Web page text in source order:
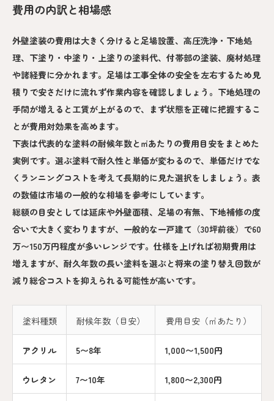
費用の内訳と相場感
外壁塗装の費用は大きく分けると足場設置、高圧洗浄・下地処
理、下塗り・中塗り・上塗りの塗料代、付帯部の塗装、廃材処理
や諸経費に分かれます。足場は工事全体の安全を左右するため見
積りで安さだけに流れず作業内容を確認しましょう。下地処理の
手間が増えると工賃が上がるので、まず状態を正確に把握するこ
とが費用対効果を高めます。
下表は代表的な塗料の耐候年数と㎡あたりの費用目安をまとめた
実例です。選ぶ塗料で耐久性と単価が変わるので、単価だけでな
くランニングコストを考えて長期的に見た選択をしましょう。表
の数値は市場の一般的な相場を参考にしています。
総額の目安としては延床や外壁面積、足場の有無、下地補修の度
合いで大きく変わりますが、一般的な一戸建て（30坪前後）で60
万〜150万円程度が多いレンジです。仕様を上げれば初期費用は
増えますが、耐久年数の長い塗料を選ぶと将来の塗り替え回数が
減り総合コストを抑えられる可能性が高いです。
塗料種類 耐候年数（目安） 費用目安（㎡あたり）
アクリル 5〜8年 1,000〜1,500円
ウレタン 7〜10年 1,800〜2,300円